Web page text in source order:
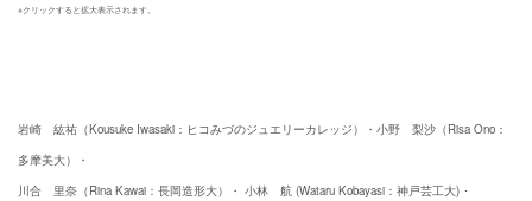
※クリックすると拡大表示されます。
岩崎 紘祐（Kousuke Iwasaki：ヒコみづのジュエリーカレッジ）・小野 梨沙（Risa Ono：
多摩美大）・
川合 里奈（Rina Kawai：長岡造形大）・ 小林 航 (Wataru Kobayasi：神戸芸工大) ･